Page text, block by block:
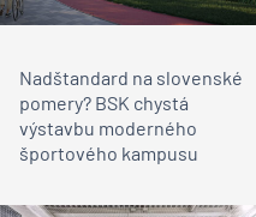
Nadštandard na slovenské
pomery? BSK chystá
výstavbu moderného
športového kampusu